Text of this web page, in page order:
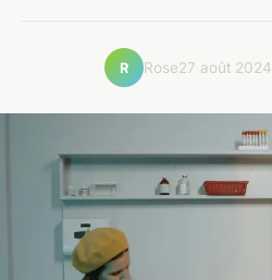
R Rose27 août 2024